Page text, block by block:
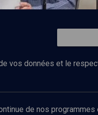
Abonnez-vous à
vos données et le
de nos